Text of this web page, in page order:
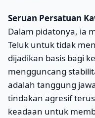
Seruan Persatuan
Dalam pidatonya, ia
Teluk untuk tidak
dijadikan basis bagi
mengguncang
adalah tanggung
tindakan agresif
keadaan untuk